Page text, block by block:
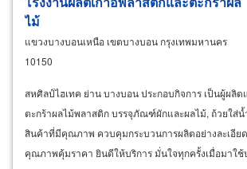
ไม้
แขวงบางบอนเหนือ เขตบางบอน กรุงเทพมหานคร
10150
สหศิลป์ไฮเทค ย่าน บางบอน ประกอบกิจการ เป็นผู้ผลิ
ตะกร้าผลไม้พลาสติก บรรจุภัณฑ์ผักและผลไม้, ถ้วยใส่น้
สินค้าที่มีคุณภาพ ควบคุมกระบวนการผลิตอย่างละเอี
คุณภาพคุ้มราคา ยินดีให้บริการ มั่นใจทุกครั้งเมื่อมาใช้